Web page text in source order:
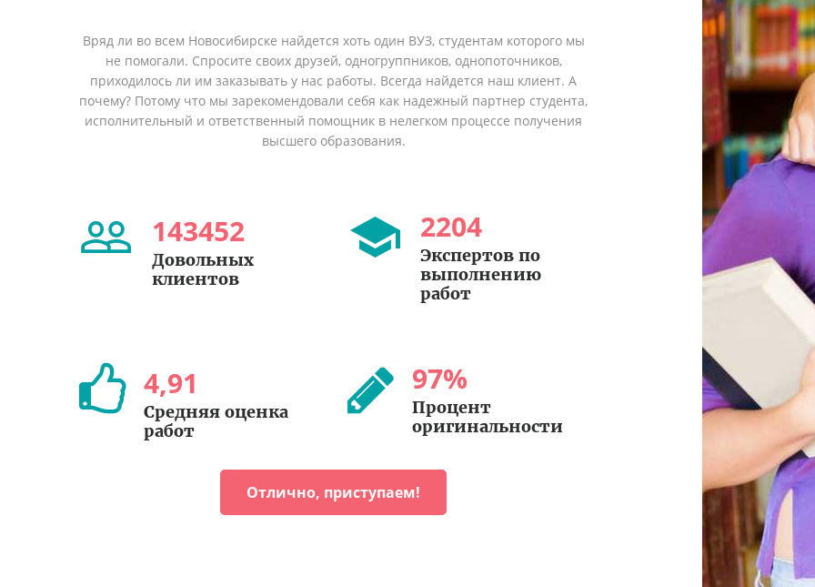
Вряд ли во всем Новосибирске найдется хоть один ВУЗ, студентам которого мы
не помогали. Спросите своих друзей, одногруппников, однопоточников,
приходилось ли им заказывать у нас работы. Всегда найдется наш клиент. А
почему? Потому что мы зарекомендовали себя как надежный партнер студента,
исполнительный и ответственный помощник в нелегком процессе получения
высшего образования.
143452
Довольных
клиентов
2204
Экспертов по
выполнению
работ
4,91
Средняя оценка
работ
97%
Процент
оригинальности
Отлично, приступаем!